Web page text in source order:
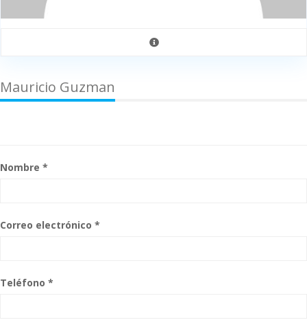
Mauricio Guzman
Nombre *
Correo electrónico *
Teléfono *